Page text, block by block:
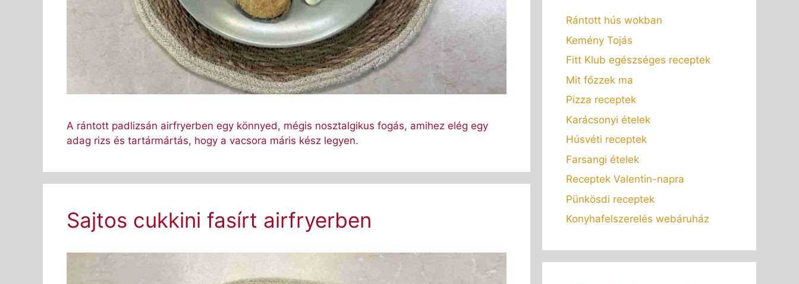
A rántott padlizsán airfryerben egy könnyed, mégis nosztalgikus fogás, amihez elég egy
adag rizs és tartármártás, hogy a vacsora máris kész legyen.
Sajtos cukkini fasírt airfryerben
Rántott hús wokban
Kemény Tojás
Fitt Klub egészséges receptek
Mit főzzek ma
Pizza receptek
Karácsonyi ételek
Húsvéti receptek
Farsangi ételek
Receptek Valentin-napra
Pünkösdi receptek
Konyhafelszerelés webáruház